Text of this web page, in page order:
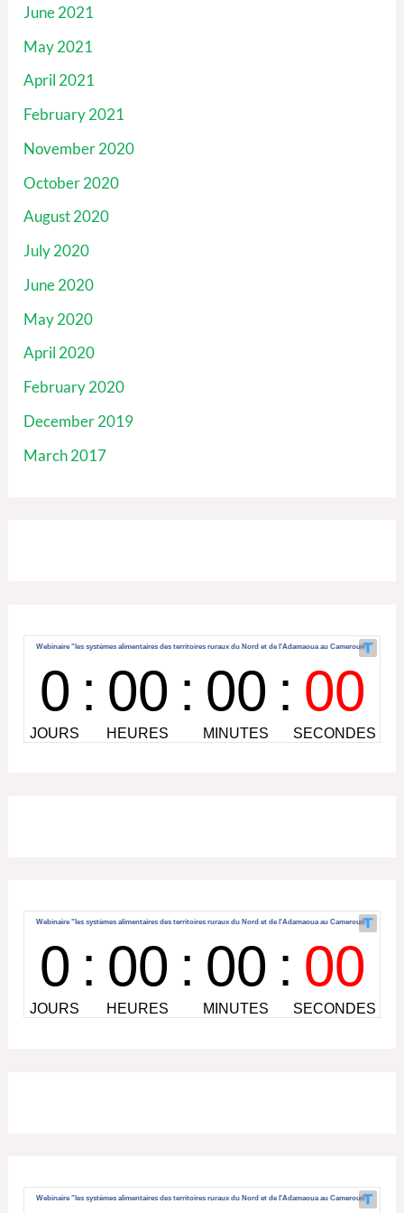
June 2021
May 2021
April 2021
February 2021
November 2020
October 2020
August 2020
July 2020
June 2020
May 2020
April 2020
February 2020
December 2019
March 2017